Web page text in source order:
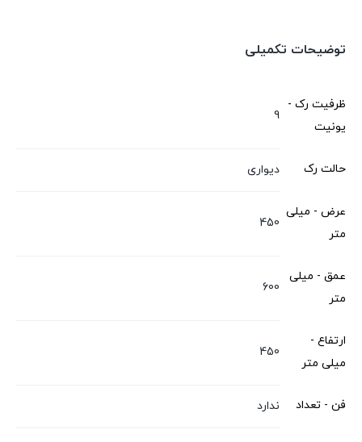
توضیحات تکمیلی
ظرفیت رک -
یونیت
9
حالت رک دیواری
عرض - میلی
متر
450
عمق - میلی
متر
600
ارتفاع -
میلی متر
450
فن - تعداد ندارد